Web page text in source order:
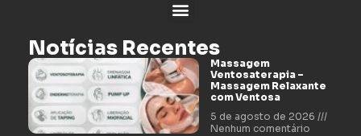
Notícias Recentes
Massagem
Ventosaterapia –
Massagem Relaxante
com Ventosa
5 de agosto de 2026
Nenhum comentário